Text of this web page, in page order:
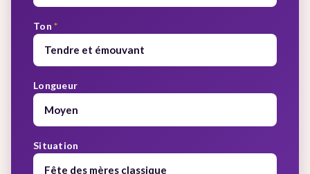
Ton*
Longueur
Situation